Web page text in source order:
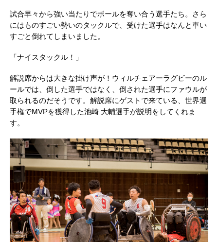
試合早々から強い当たりでボールを奪い合う選手たち。さら
にはものすごい勢いのタックルで、受けた選手はなんと車い
すごと倒れてしまいました。
「ナイスタックル！」
解説席からは大きな掛け声が！ウィルチェアーラグビーのル
ールでは、倒した選手ではなく、倒された選手にファウルが
取られるのだそうです。解説席にゲストで来ている、世界選
手権でMVPを獲得した池崎 大輔選手が説明をしてくれま
す。